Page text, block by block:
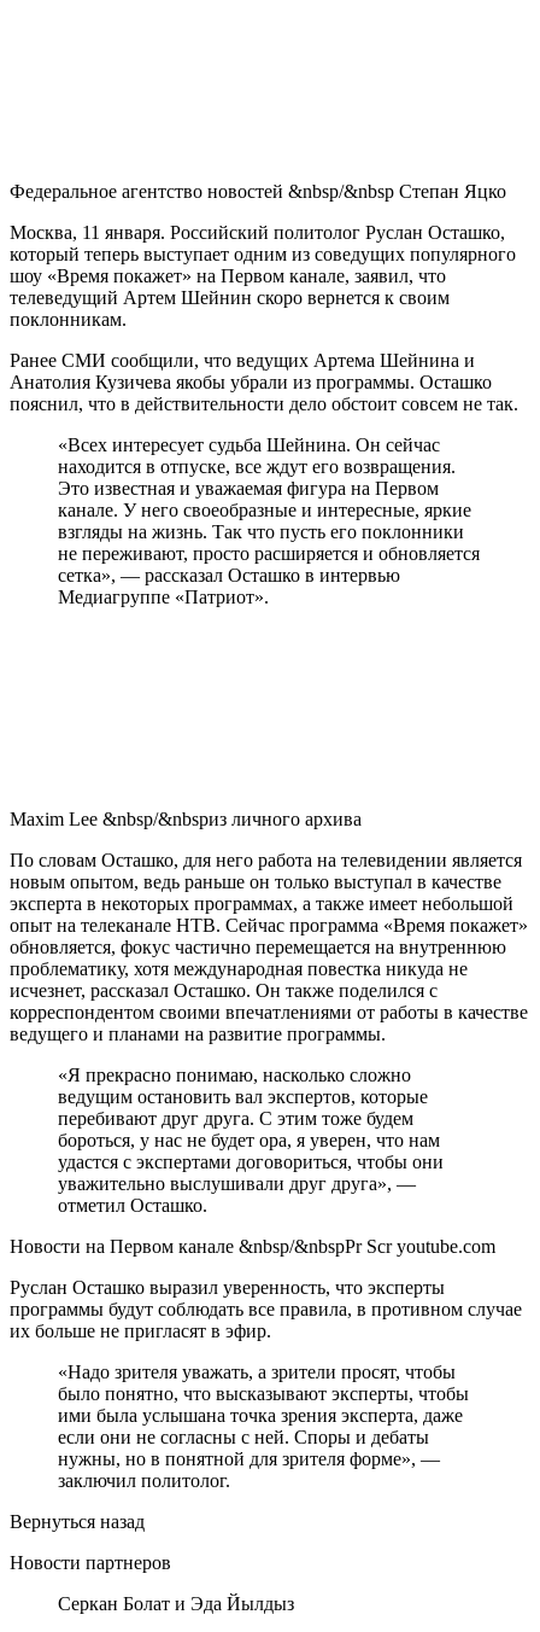
Федеральное агентство новостей &nbsp/&nbsp Степан Яцко
Москва, 11 января. Российский политолог Руслан Осташко,
который теперь выступает одним из соведущих популярного
шоу «Время покажет» на Первом канале, заявил, что
телеведущий Артем Шейнин скоро вернется к своим
поклонникам.
Ранее СМИ сообщили, что ведущих Артема Шейнина и
Анатолия Кузичева якобы убрали из программы. Осташко
пояснил, что в действительности дело обстоит совсем не так.
«Всех интересует судьба Шейнина. Он сейчас
находится в отпуске, все ждут его возвращения.
Это известная и уважаемая фигура на Первом
канале. У него своеобразные и интересные, яркие
взгляды на жизнь. Так что пусть его поклонники
не переживают, просто расширяется и обновляется
сетка», — рассказал Осташко в интервью
Медиагруппе «Патриот».
Maxim Lee &nbsp/&nbspиз личного архива
По словам Осташко, для него работа на телевидении является
новым опытом, ведь раньше он только выступал в качестве
эксперта в некоторых программах, а также имеет небольшой
опыт на телеканале НТВ. Сейчас программа «Время покажет»
обновляется, фокус частично перемещается на внутреннюю
проблематику, хотя международная повестка никуда не
исчезнет, рассказал Осташко. Он также поделился с
корреспондентом своими впечатлениями от работы в качестве
ведущего и планами на развитие программы.
«Я прекрасно понимаю, насколько сложно
ведущим остановить вал экспертов, которые
перебивают друг друга. С этим тоже будем
бороться, у нас не будет ора, я уверен, что нам
удастся с экспертами договориться, чтобы они
уважительно выслушивали друг друга», —
отметил Осташко.
Новости на Первом канале &nbsp/&nbspPr Scr youtube.com
Руслан Осташко выразил уверенность, что эксперты
программы будут соблюдать все правила, в противном случае
их больше не пригласят в эфир.
«Надо зрителя уважать, а зрители просят, чтобы
было понятно, что высказывают эксперты, чтобы
ими была услышана точка зрения эксперта, даже
если они не согласны с ней. Споры и дебаты
нужны, но в понятной для зрителя форме», —
заключил политолог.
Вернуться назад
Новости партнеров
Серкан Болат и Эда Йылдыз